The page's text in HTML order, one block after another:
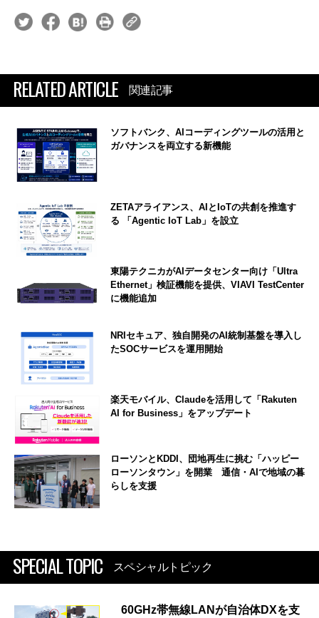
RELATED ARTICLE 関連記事
ソフトバンク、AIコーディングツールの活用と
ガバナンスを両立する新機能
ZETAアライアンス、AIとIoTの共創を推進す
る 「Agentic IoT Lab」を設立
東陽テクニカがAIデータセンター向け「Ultra
Ethernet」検証機能を提供、VIAVI TestCenter
に機能追加
NRIセキュア、独自開発のAI統制基盤を導入し
たSOCサービスを運用開始
楽天モバイル、Claudeを活用して「Rakuten
AI for Business」をアップデート
ローソンとKDDI、団地再生に挑む「ハッピー
ローソンタウン」を開業 通信・AIで地域の暮
らしを支援
SPECIAL TOPIC スペシャルトピック
60GHz帯無線LANが自治体DXを支